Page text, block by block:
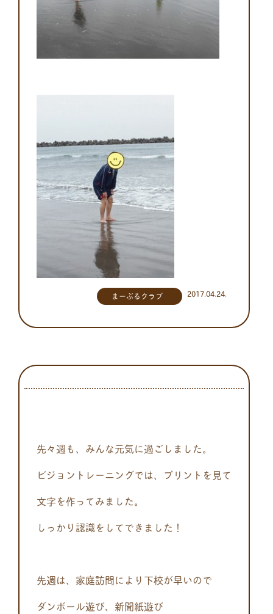
2017.04.24.
まーぶるクラブ
先々週も、みんな元気に過ごしました。
ビジョントレーニングでは、プリントを見て
文字を作ってみました。
しっかり認識をしてできました！
先週は、家庭訪問により下校が早いので
ダンボール遊び、新聞紙遊び